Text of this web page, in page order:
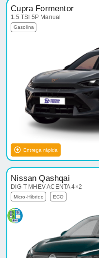
Cupra Formentor
1.5 TSI 5P Manual
Gasolina
Entrega rápida
Nissan Qashqai
DIG-T MHEV ACENTA 4×2
Micro-Híbrido ECO